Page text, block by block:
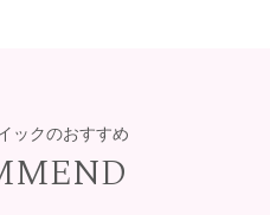
ックのおすすめ